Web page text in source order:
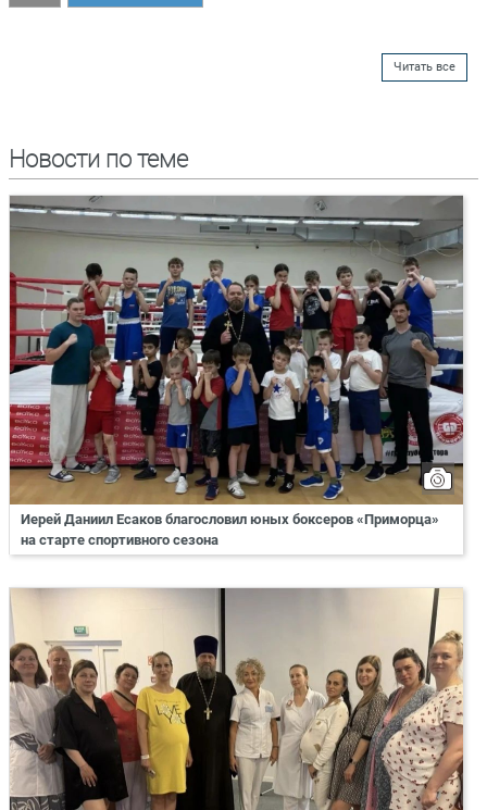
Читать все
Новости по теме
Иерей Даниил Есаков благословил юных боксеров «Приморца»
на старте спортивного сезона